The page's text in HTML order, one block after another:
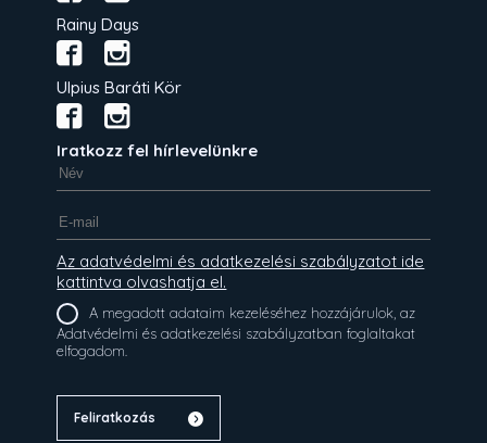
Rainy Days
Ulpius Baráti Kör
Iratkozz fel hírlevelünkre
Az adatvédelmi és adatkezelési szabályzatot ide
kattintva olvashatja el.
A megadott adataim kezeléséhez hozzájárulok, az
Adatvédelmi és adatkezelési szabályzatban foglaltakat
elfogadom.
Feliratkozás